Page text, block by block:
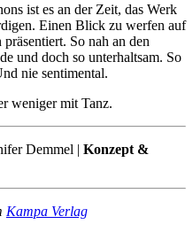
ist es an der Zeit, das Werk
Einen Blick zu werfen auf
So nah an den
und doch so unterhaltsam. So
nie sentimental.
weniger mit Tanz.
Demmel | Konzept &
Kampa Verlag